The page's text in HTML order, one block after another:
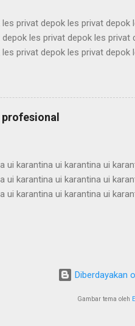
privat depok les privat
les privat depok les
privat depok les privat
les privat depok les privat
les privat depok les
privat depok les privat depok
les privat...
ui karantina ui karantina ui
ui karantina ui karantina ui
ui karantina ui karantina ui
ui karantina ui karantina ui
Diberdayakan
Gambar tema oleh